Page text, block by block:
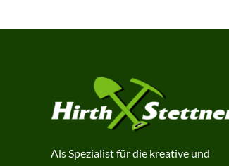
Als Spezialist für die kreative und